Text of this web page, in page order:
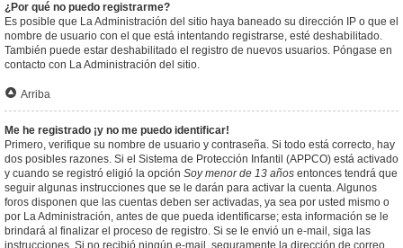
¿Por qué no puedo registrarme?
Es posible que La Administración del sitio haya baneado su dirección IP o que el
nombre de usuario con el que está intentando registrarse, esté deshabilitado.
También puede estar deshabilitado el registro de nuevos usuarios. Póngase en
contacto con La Administración del sitio.
Arriba
Me he registrado ¡y no me puedo identificar!
Primero, verifique su nombre de usuario y contraseña. Si todo está correcto, hay
dos posibles razones. Si el Sistema de Protección Infantil (APPCO) está activado
y cuando se registró eligió la opción Soy menor de 13 años entonces tendrá que
seguir algunas instrucciones que se le darán para activar la cuenta. Algunos
foros disponen que las cuentas deben ser activadas, ya sea por usted mismo o
por La Administración, antes de que pueda identificarse; esta información se le
brindará al finalizar el proceso de registro. Si se le envió un e-mail, siga las
instrucciones. Si no recibió ningún e-mail, seguramente la dirección de correo